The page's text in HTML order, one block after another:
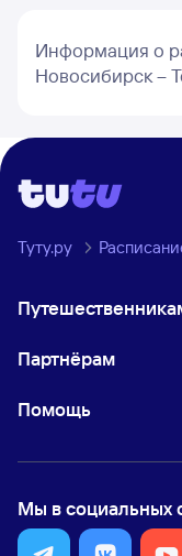
Информация о
Новосибирск –
Туту.ру
Партнёрам
Помощь
Мы в социальных